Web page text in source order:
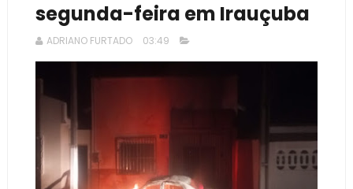
segunda-feira em Irauçuba
ADRIANO FURTADO 03:49